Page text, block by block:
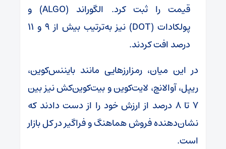
قیمت را ثبت کرد. الگوراند (ALGO) و
پولکادات (DOT) نیز به‌ترتیب بیش از ۹ و ۱۱
درصد افت کردند.
در این میان، رمزارز‌هایی مانند بایننس‌کوین،
ریپل، آوالانچ، لایت‌کوین و بیت‌کوین‌کش نیز بین
۷ تا ۸ درصد از ارزش خود را از دست دادند که
نشان‌دهنده فروش هماهنگ و فراگیر در کل بازار
است.